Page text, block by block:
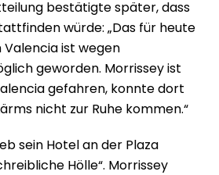
bestätigte später, dass
würde: „Das für heute
ist wegen
geworden. Morrissey ist
gefahren, konnte dort
nicht zur Ruhe kommen.“
sein Hotel an der Plaza
Hölle“. Morrissey